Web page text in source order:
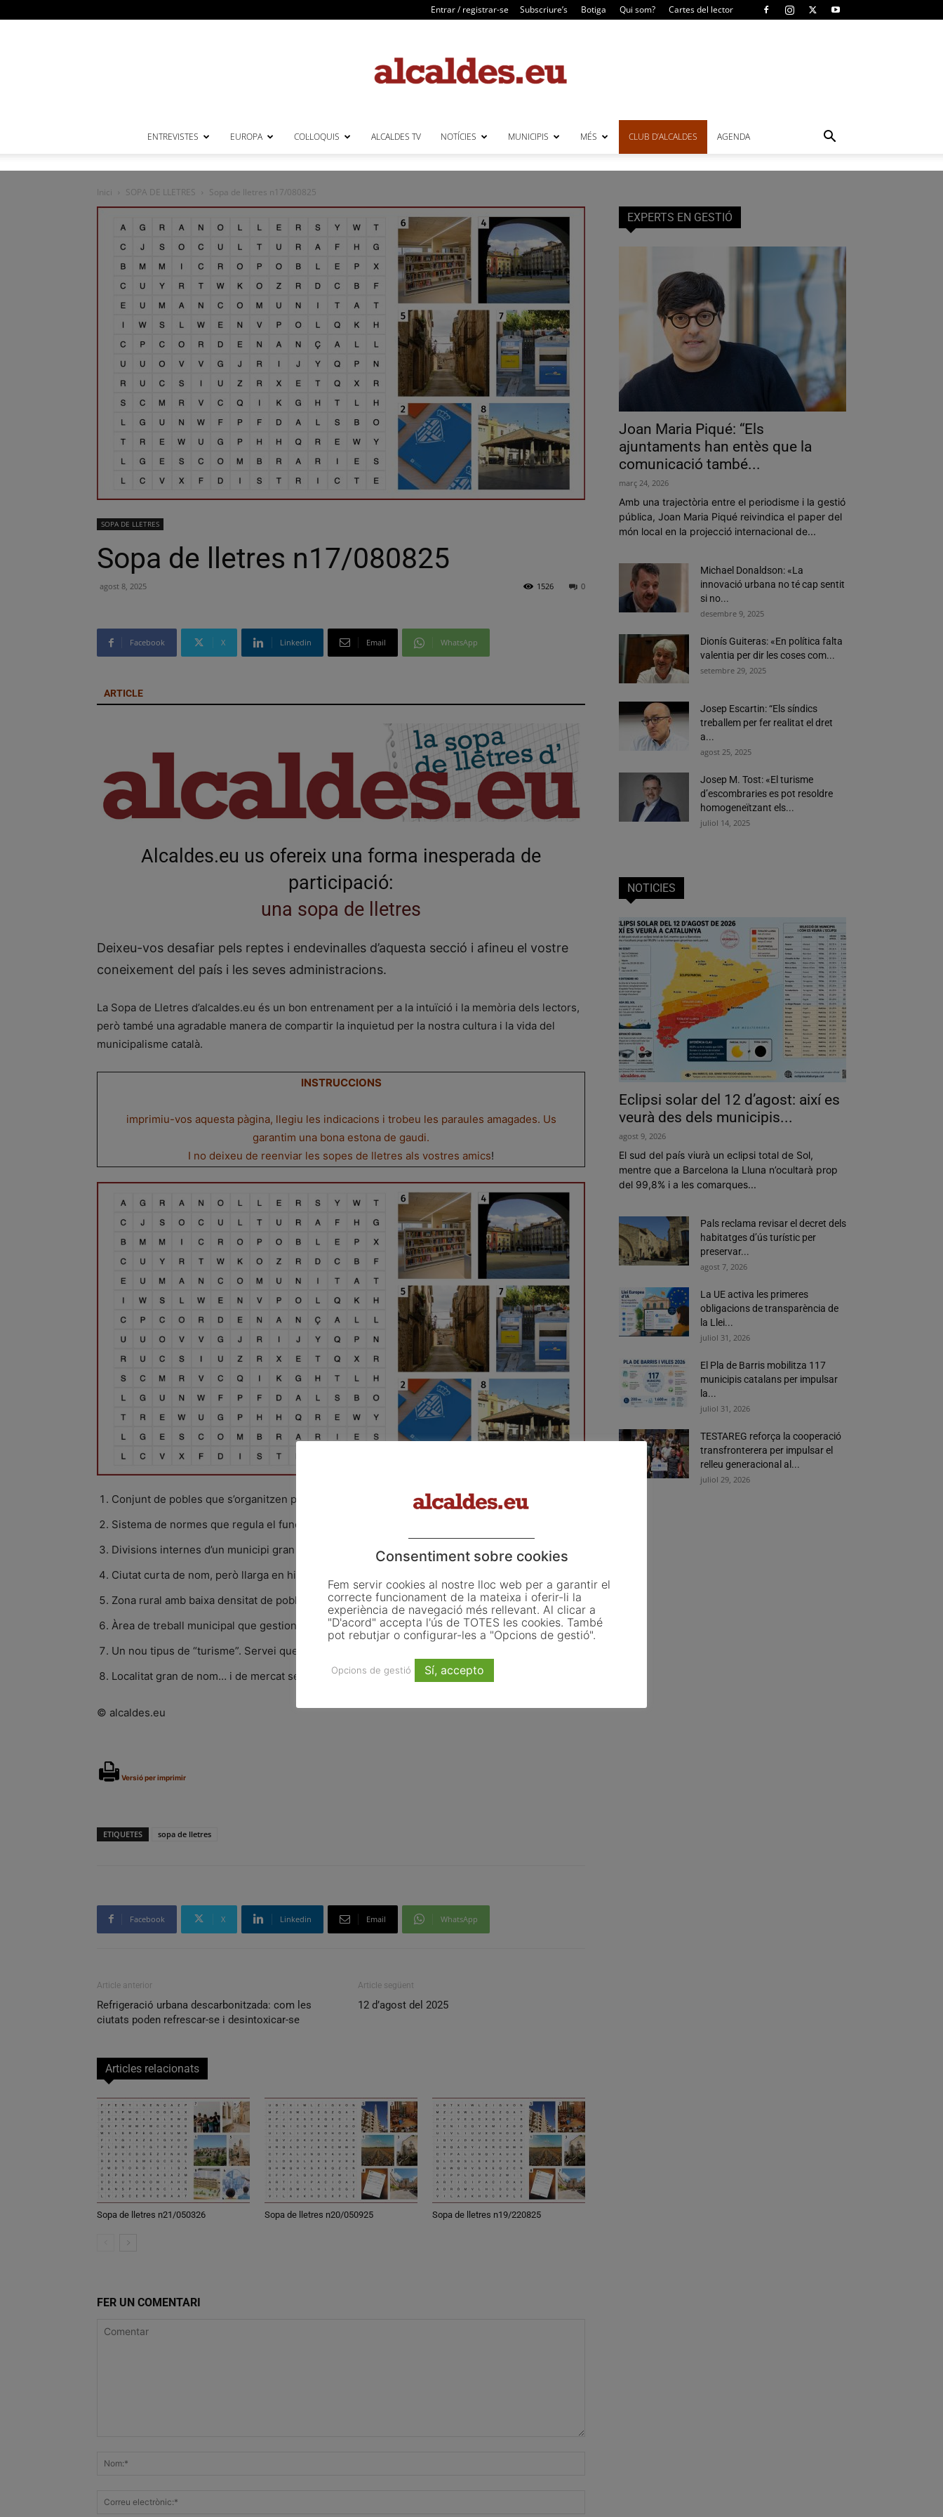
Entrar / registrar-se Subscriure’s Botiga Qui som? Cartes del lector
ENTREVISTES EUROPA COL·LOQUIS ALCALDES TV NOTÍCIES MUNICIPIS MÉS CLUB D’ALCALDES AGENDA
Inici SOPA DE LLETRES Sopa de lletres n17/080825
SOPA DE LLETRES
Sopa de lletres n17/080825
agost 8, 2025 0
1526
Facebook X Linkedin Email WhatsApp
ARTICLE
Alcaldes.eu us ofereix una forma inesperada de
participació:
una sopa de lletres
Deixeu-vos desafiar pels reptes i endevinalles d’aquesta secció i afineu el vostre
coneixement del país i les seves administracions.
La Sopa de Lletres d’alcaldes.eu és un bon entrenament per a la intuïció i la memòria dels lectors,
però també una agradable manera de compartir la inquietud per la nostra cultura i la vida del
municipalisme català.
INSTRUCCIONS
imprimiu-vos aquesta pàgina, llegiu les indicacions i trobeu les paraules amagades. Us
garantim una bona estona de gaudi.
I no deixeu de reenviar les sopes de lletres als vostres amics!
Conjunt de pobles que s’organitzen per oferir serveis comuns.
Sistema de normes que regula el funcionament municipal.
Divisions internes d’un municipi gran
Ciutat curta de nom, però llarga en història i embotits.
Zona rural amb baixa densitat de població.
Àrea de treball municipal que gestiona activitats artístiques i patrimonials.
Un nou tipus de “turisme”. Servei que gestiona els residus d’un municipi.
Localitat gran de nom… i de mercat setmanal
© alcaldes.eu
Versió per imprimir
ETIQUETES sopa de lletres
Facebook X Linkedin Email WhatsApp
Article anterior
Refrigeració urbana descarbonitzada: com les
ciutats poden refrescar-se i desintoxicar-se
Article següent
12 d’agost del 2025
Articles relacionats
Sopa de lletres n21/050326 Sopa de lletres n20/050925 Sopa de lletres n19/220825
FER UN COMENTARI
EXPERTS EN GESTIÓ
Joan Maria Piqué: “Els
ajuntaments han entès que la
comunicació també...
març 24, 2026
Amb una trajectòria entre el periodisme i la gestió
pública, Joan Maria Piqué reivindica el paper del
món local en la projecció internacional de...
Michael Donaldson: «La
innovació urbana no té cap sentit
si no...
desembre 9, 2025
Dionís Guiteras: «En política falta
valentia per dir les coses com...
setembre 29, 2025
Josep Escartin: “Els síndics
treballem per fer realitat el dret
a...
agost 25, 2025
Josep M. Tost: «El turisme
d’escombraries es pot resoldre
homogeneïtzant els...
juliol 14, 2025
NOTICIES
Eclipsi solar del 12 d’agost: així es
veurà des dels municipis...
agost 9, 2026
El sud del país viurà un eclipsi total de Sol,
mentre que a Barcelona la Lluna n’ocultarà prop
del 99,8% i a les comarques...
Pals reclama revisar el decret dels
habitatges d’ús turístic per
preservar...
agost 7, 2026
La UE activa les primeres
obligacions de transparència de
la Llei...
juliol 31, 2026
El Pla de Barris mobilitza 117
municipis catalans per impulsar
la...
juliol 31, 2026
TESTAREG reforça la cooperació
transfronterera per impulsar el
relleu generacional al...
juliol 29, 2026
Consentiment sobre cookies
Fem servir cookies al nostre lloc web per a garantir el
correcte funcionament de la mateixa i oferir-li la
experiència de navegació més rellevant. Al clicar a
"D'acord" accepta l'ús de TOTES les cookies. També
pot rebutjar o configurar-les a "Opcions de gestió".
Opcions de gestió Sí, accepto